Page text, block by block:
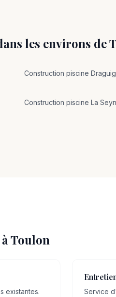
les environs de
Construction piscine
Construction piscine La
Toulon
existantes.
Service